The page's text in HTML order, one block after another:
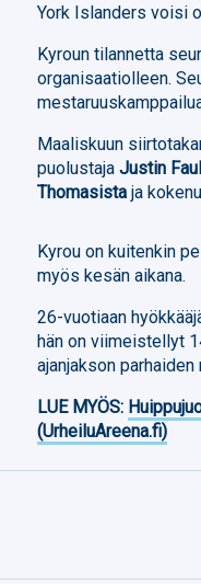
York Islanders voisi
Kyroun tilannetta
organisaatiolleen.
Maaliskuun
puolustajaJustin
Thomasista ja
Kyrou on kuitenkin
myös kesän aikana.
26-vuotiaan
hän on viimeistellyt
ajanjakson
LUE MYÖS:
(UrheiluAreena.fi)